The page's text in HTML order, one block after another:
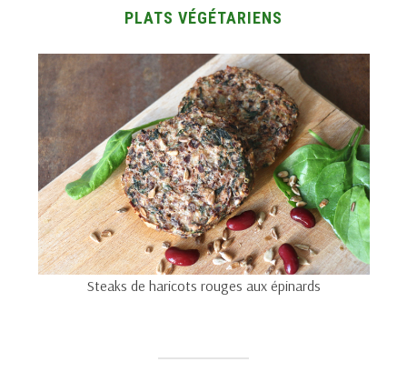
PLATS VÉGÉTARIENS
Steaks de haricots rouges aux épinards